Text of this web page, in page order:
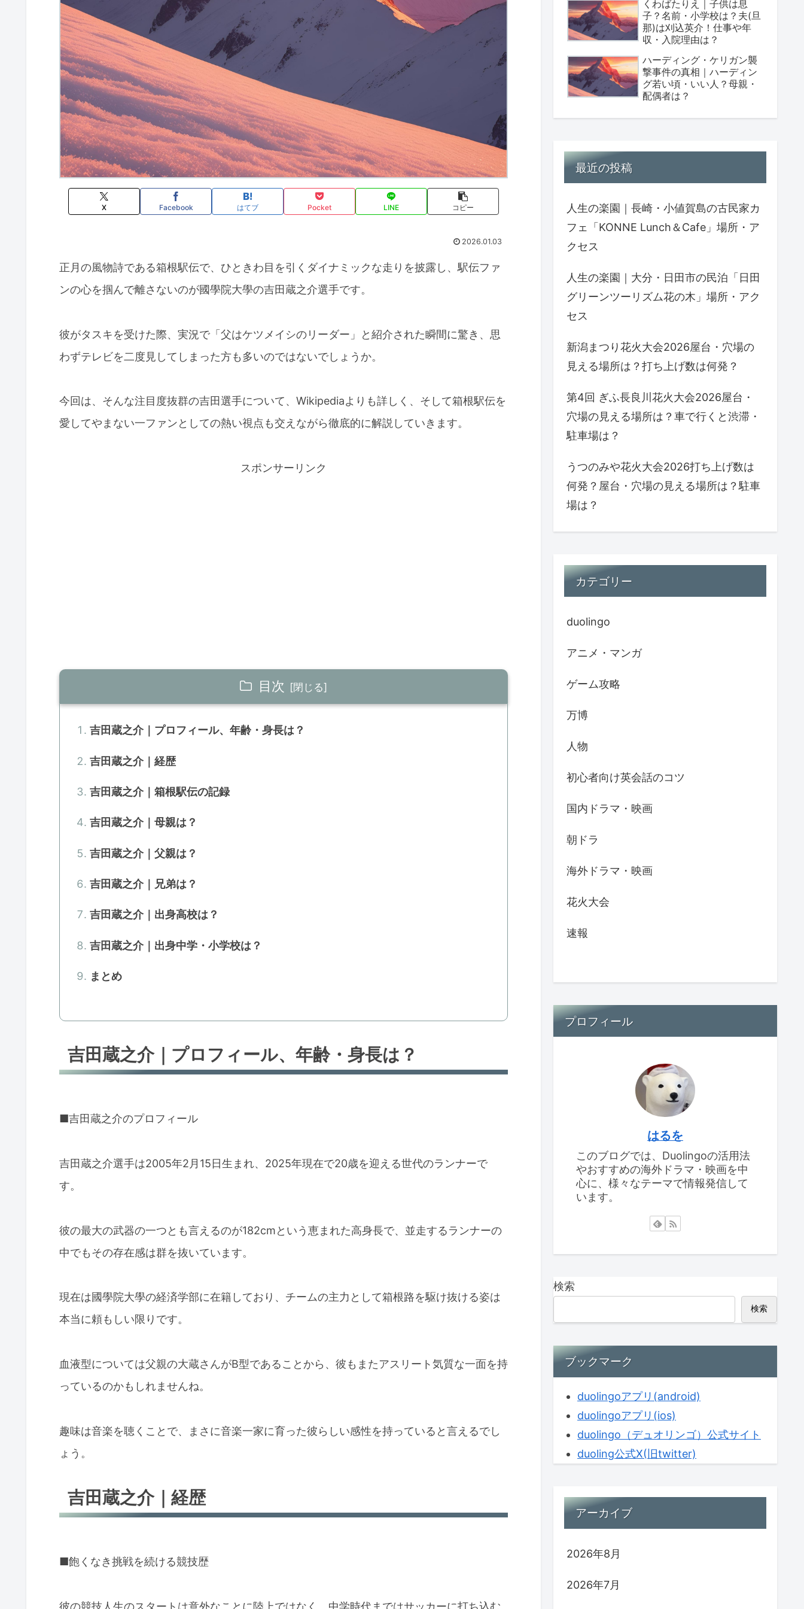
X Facebook はてブ Pocket LINE コピー
2026.01.03
正月の風物詩である箱根駅伝で、ひときわ目を引くダイナミックな走りを披露し、駅伝ファ
ンの心を掴んで離さないのが國學院大學の吉田蔵之介選手です。
彼がタスキを受けた際、実況で「父はケツメイシのリーダー」と紹介された瞬間に驚き、思
わずテレビを二度見してしまった方も多いのではないでしょうか。
今回は、そんな注目度抜群の吉田選手について、Wikipediaよりも詳しく、そして箱根駅伝を
愛してやまない一ファンとしての熱い視点も交えながら徹底的に解説していきます。
スポンサーリンク
目次
吉田蔵之介｜プロフィール、年齢・身長は？
吉田蔵之介｜経歴
吉田蔵之介｜箱根駅伝の記録
吉田蔵之介｜母親は？
吉田蔵之介｜父親は？
吉田蔵之介｜兄弟は？
吉田蔵之介｜出身高校は？
吉田蔵之介｜出身中学・小学校は？
まとめ
吉田蔵之介｜プロフィール、年齢・身長は？
■吉田蔵之介のプロフィール
吉田蔵之介選手は2005年2月15日生まれ、2025年現在で20歳を迎える世代のランナーで
す。
彼の最大の武器の一つとも言えるのが182cmという恵まれた高身長で、並走するランナーの
中でもその存在感は群を抜いています。
現在は國學院大學の経済学部に在籍しており、チームの主力として箱根路を駆け抜ける姿は
本当に頼もしい限りです。
血液型については父親の大蔵さんがB型であることから、彼もまたアスリート気質な一面を持
っているのかもしれませんね。
趣味は音楽を聴くことで、まさに音楽一家に育った彼らしい感性を持っていると言えるでし
ょう。
吉田蔵之介｜経歴
■飽くなき挑戦を続ける競技歴
彼の競技人生のスタートは意外なことに陸上ではなく、中学時代まではサッカーに打ち込む
くわばたりえ｜子供は息
子？名前・小学校は？夫(旦
那)は刈込英介！仕事や年
収・入院理由は？
ハーディング・ケリガン襲
撃事件の真相｜ハーディン
グ若い頃・いい人？母親・
配偶者は？
最近の投稿
人生の楽園｜長崎・小値賀島の古民家カ
フェ「KONNE Lunch＆Cafe」場所・ア
クセス
人生の楽園｜大分・日田市の民泊「日田
グリーンツーリズム花の木」場所・アク
セス
新潟まつり花火大会2026屋台・穴場の
見える場所は？打ち上げ数は何発？
第4回 ぎふ長良川花火大会2026屋台・
穴場の見える場所は？車で行くと渋滞・
駐車場は？
うつのみや花火大会2026打ち上げ数は
何発？屋台・穴場の見える場所は？駐車
場は？
カテゴリー
duolingo
アニメ・マンガ
ゲーム攻略
万博
人物
初心者向け英会話のコツ
国内ドラマ・映画
朝ドラ
海外ドラマ・映画
花火大会
速報
プロフィール
はるを
このブログでは、Duolingoの活用法
やおすすめの海外ドラマ・映画を中
心に、様々なテーマで情報発信して
います。
検索
検索
ブックマーク
duolingoアプリ(android)
duolingoアプリ(ios)
duolingo（デュオリンゴ）公式サイト
duoling公式X(旧twitter)
アーカイブ
2026年8月
2026年7月